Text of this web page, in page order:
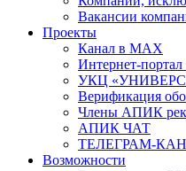
Вакансии
Проекты
Канал в MAX
Интернет-
УКЦ
Верификация
Члены АПИК
АПИК ЧАТ
ТЕЛЕГРАМ-
Возможности